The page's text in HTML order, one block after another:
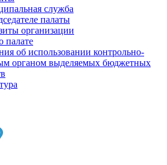
служба
палаты
организации
об использовании контрольно-
органом выделяемых бюджетных